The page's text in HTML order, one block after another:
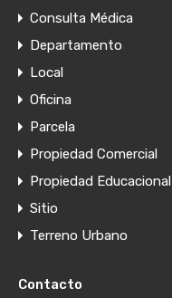
Consulta Médica
Departamento
Local
Oficina
Parcela
Propiedad Comercial
Propiedad Educacional
Sitio
Terreno Urbano
Contacto